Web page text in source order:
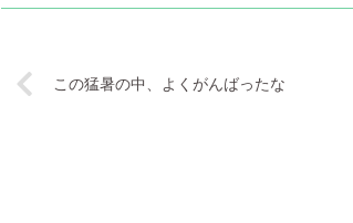
この猛暑の中、よくがんばったな